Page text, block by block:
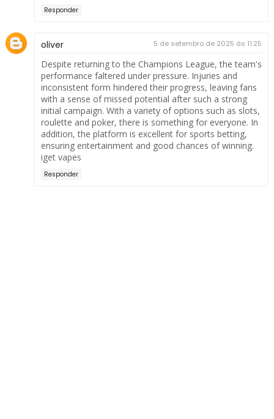
Responder
oliver 5 de setembro de 2025 às 11:25
Despite returning to the Champions League, the team's
performance faltered under pressure. Injuries and
inconsistent form hindered their progress, leaving fans
with a sense of missed potential after such a strong
initial campaign. With a variety of options such as slots,
roulette and poker, there is something for everyone. In
addition, the platform is excellent for sports betting,
ensuring entertainment and good chances of winning.
iget vapes
Responder